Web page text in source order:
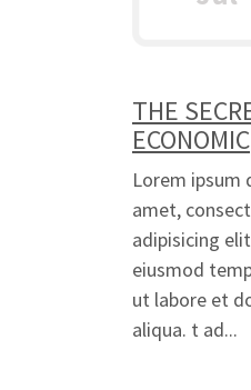
THE
ECONOMIC
Lorem ipsum
amet,
adipisicing
eiusmod
ut labore et
aliqua. t ad...